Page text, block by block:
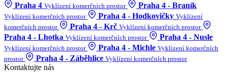
Praha 4 Vyklízení komerčních prostor Praha 4 - Braník
Vyklízení komerčních prostor Praha 4 - Hodkovičky Vyklízení
komerčních prostor
Praha 4 - Krč Vyklízení komerčních prostor
Praha 4 - Lhotka Vyklízení komerčních prostor Praha 4 - Nusle
Vyklízení komerčních prostor Praha 4 - Michle Vyklízení komerčních
prostor
Praha 4 - Záběhlice Vyklízení komerčních prostor
Kontaktujte nás